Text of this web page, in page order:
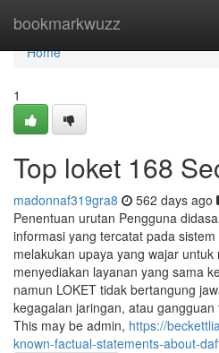
bookmarkwuzz
Home
Home
1
Top loket 168
madonnaf319gra8 562 days ago
Penentuan urutan Pengguna
informasi yang tercatat pada sistem
melakukan upaya yang wajar
menyediakan layanan yang sama
namun LOKET tidak bertangung
kegagalan jaringan, atau
This may be admin, https://
known-factual-statements-about-